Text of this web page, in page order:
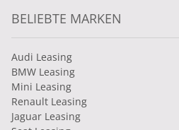
BELIEBTE MARKEN
Audi Leasing
BMW Leasing
Mini Leasing
Renault Leasing
Jaguar Leasing